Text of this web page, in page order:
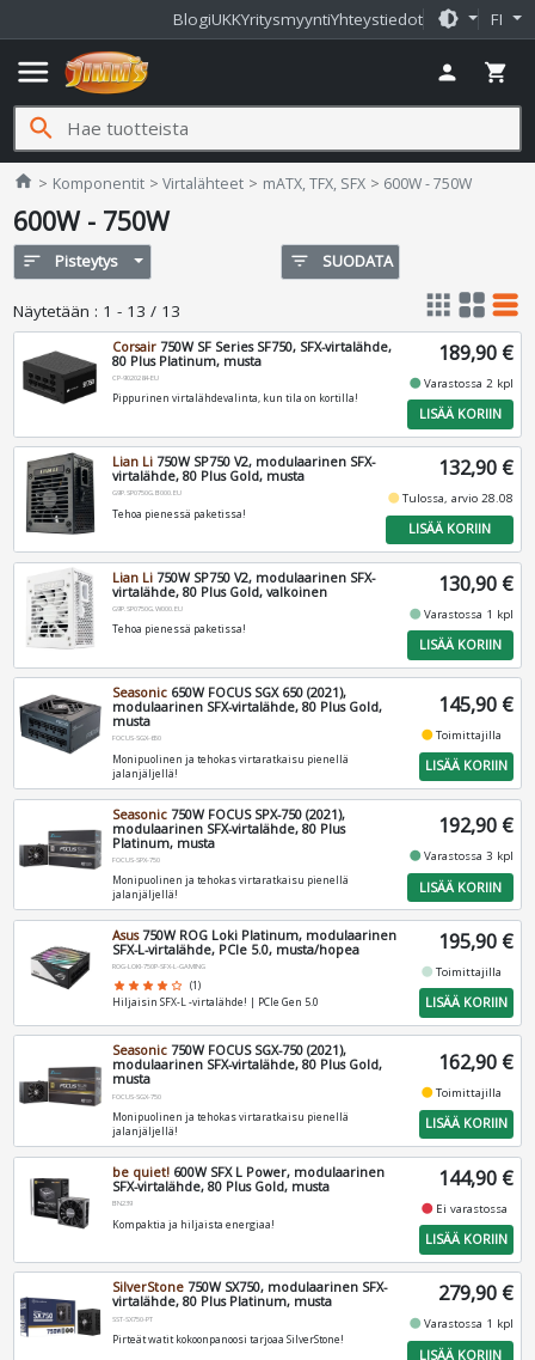
BlogiUKKYritysmyyntiYhteystiedot brightness_medium FI
menu person shopping_cart
search
home Jimms.fi
Komponentit Virtalähteet mATX, TFX, SFX 600W - 750W
600W - 750W
sort Pisteytys filter_list SUODATA
Näytetään : 1 - 13 / 13 apps grid_view table_rows
Corsair 750W SF Series SF750, SFX-virtalähde,
80 Plus Platinum, musta
CP-9020284-EU
Pippurinen virtalähdevalinta, kun tila on kortilla!
189,90 €
fiber_manual_recordVarastossa 2 kpl
LISÄÄ KORIIN
Lian Li 750W SP750 V2, modulaarinen SFX-
virtalähde, 80 Plus Gold, musta
G9P.SP0750G.B000.EU
Tehoa pienessä paketissa!
132,90 €
fiber_manual_recordTulossa, arvio 28.08
LISÄÄ KORIIN
Lian Li 750W SP750 V2, modulaarinen SFX-
virtalähde, 80 Plus Gold, valkoinen
G9P.SP0750G.W000.EU
Tehoa pienessä paketissa!
130,90 €
fiber_manual_recordVarastossa 1 kpl
LISÄÄ KORIIN
Seasonic 650W FOCUS SGX 650 (2021),
modulaarinen SFX-virtalähde, 80 Plus Gold,
musta
FOCUS-SGX-650
Monipuolinen ja tehokas virtaratkaisu pienellä
jalanjäljellä!
145,90 €
fiber_manual_recordToimittajilla
LISÄÄ KORIIN
Seasonic 750W FOCUS SPX-750 (2021),
modulaarinen SFX-virtalähde, 80 Plus
Platinum, musta
FOCUS-SPX-750
Monipuolinen ja tehokas virtaratkaisu pienellä
jalanjäljellä!
192,90 €
fiber_manual_recordVarastossa 3 kpl
LISÄÄ KORIIN
Asus750W ROG Loki Platinum, modulaarinen
SFX-L-virtalähde, PCIe 5.0, musta/hopea
ROG-LOKI-750P-SFX-L-GAMING
star star star star star_border (1)
Hiljaisin SFX-L -virtalähde! | PCIe Gen 5.0
195,90 €
fiber_manual_recordToimittajilla
LISÄÄ KORIIN
Seasonic 750W FOCUS SGX-750 (2021),
modulaarinen SFX-virtalähde, 80 Plus Gold,
musta
FOCUS-SGX-750
Monipuolinen ja tehokas virtaratkaisu pienellä
jalanjäljellä!
162,90 €
fiber_manual_recordToimittajilla
LISÄÄ KORIIN
be quiet! 600W SFX L Power, modulaarinen
SFX-virtalähde, 80 Plus Gold, musta
BN239
Kompaktia ja hiljaista energiaa!
144,90 €
fiber_manual_record Ei varastossa
LISÄÄ KORIIN
SilverStone 750W SX750, modulaarinen SFX-
virtalähde, 80 Plus Platinum, musta
SST-SX750-PT
Pirteät watit kokoonpanoosi tarjoaa SilverStone!
279,90 €
fiber_manual_recordVarastossa 1 kpl
LISÄÄ KORIIN